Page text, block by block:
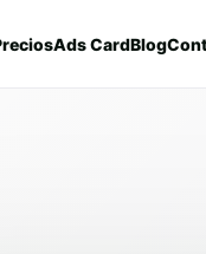
Ads CardBlog